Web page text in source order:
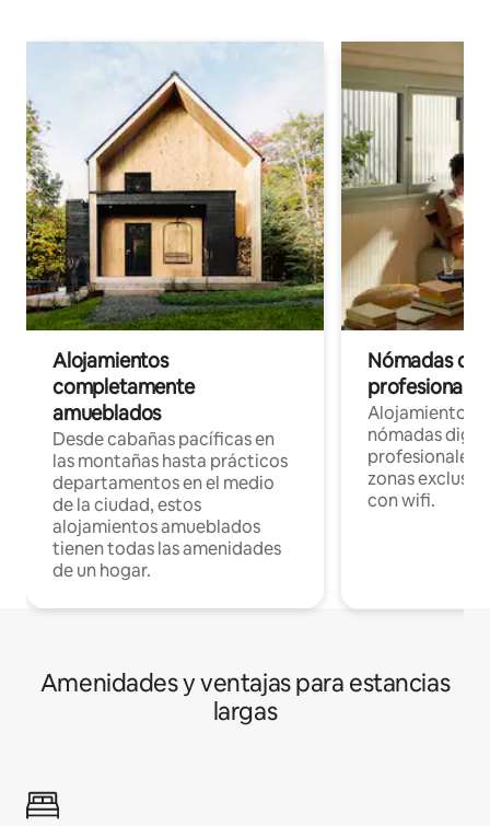
Alojamientos
completamente
amueblados
Desde cabañas pacíficas en
las montañas hasta prácticos
departamentos en el medio
de la ciudad, estos
alojamientos amueblados
tienen todas las amenidades
de un hogar.
Nómadas
Alojamientos
nómadas
profesionales
zonas
con wifi.
Amenidades y ventajas para estancias
largas